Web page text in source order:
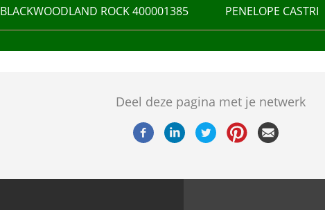
BLACKWOODLAND ROCK 400001385 PENELOPE CASTRI
Deel deze pagina met je netwerk